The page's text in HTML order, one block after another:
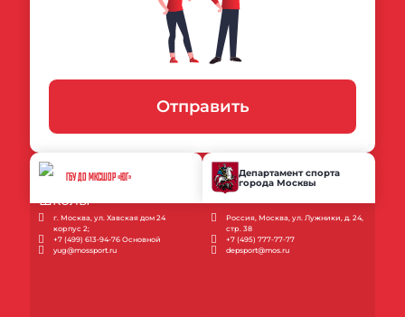
Отправить
ГБУ ДО МКСШОР «ЮГ»
г. Москва, ул. Хавская дом 24
корпус 2;
+7 (499) 613-94-76 Основной
yug@mossport.ru
Департамент спорта
города Москвы
Россия, Москва, ул. Лужники, д. 24,
стр. 38
+7 (495) 777-77-77
depsport@mos.ru